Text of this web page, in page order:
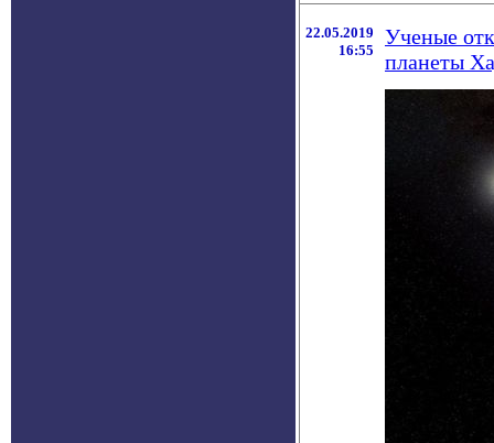
22.05.2019
16:55
Ученые
планеты